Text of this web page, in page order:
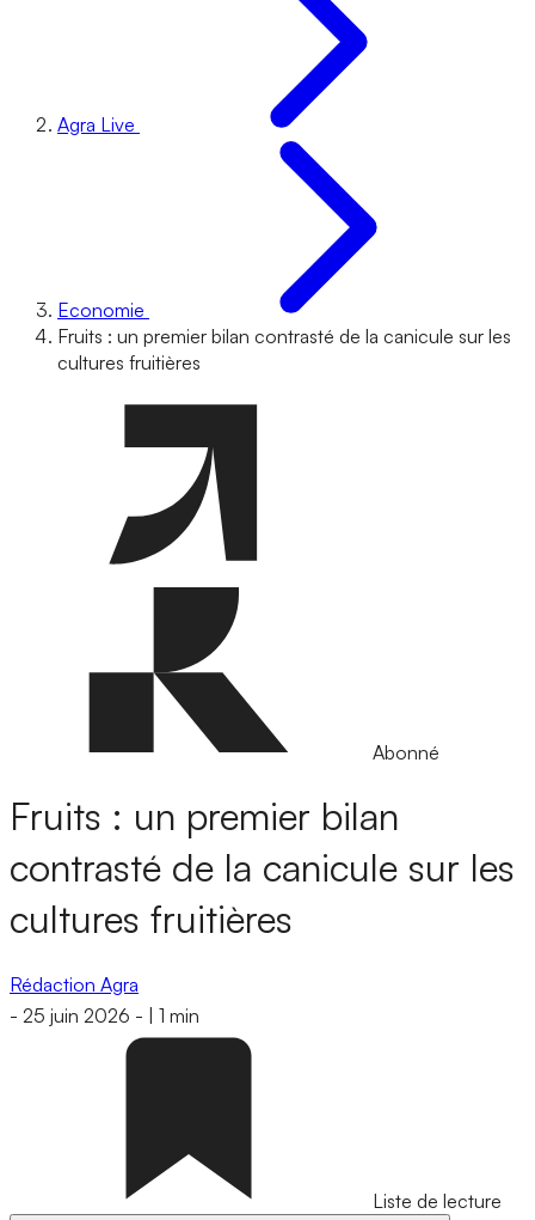
Agra Live
Economie
Fruits : un premier bilan contrasté de la canicule sur les
cultures fruitières
Abonné
Fruits : un premier bilan
contrasté de la canicule sur les
cultures fruitières
Rédaction Agra
- 25 juin 2026 - 1 min
Liste de lecture